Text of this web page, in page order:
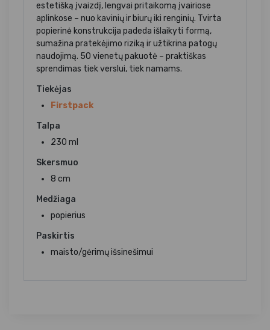
estetišką įvaizdį, lengvai pritaikomą įvairiose
aplinkose – nuo kavinių ir biurų iki renginių. Tvirta
popierinė konstrukcija padeda išlaikyti formą,
sumažina pratekėjimo riziką ir užtikrina patogų
naudojimą. 50 vienetų pakuotė – praktiškas
sprendimas tiek verslui, tiek namams.
Tiekėjas
Firstpack
Talpa
230 ml
Skersmuo
8 cm
Medžiaga
popierius
Paskirtis
maisto/gėrimų išsinešimui